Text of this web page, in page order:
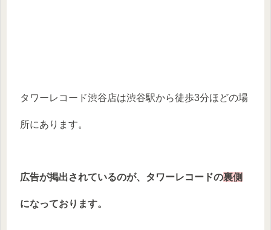
タワーレコード渋谷店は渋谷駅から徒歩3分ほどの場
所にあります。
広告が掲出されているのが、タワーレコードの裏側
になっております。